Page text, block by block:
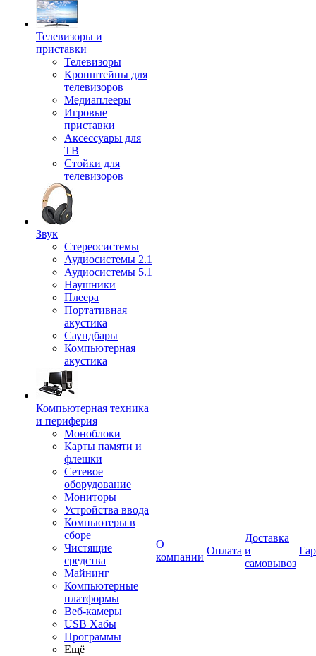
Телевизоры и
приставки
Телевизоры
Кронштейны для
телевизоров
Медиаплееры
Игровые
приставки
Аксессуары для
ТВ
Стойки для
телевизоров
Звук
Стереосистемы
Аудиосистемы 2.1
Аудиосистемы 5.1
Наушники
Плеера
Портативная
акустика
Саундбары
Компьютерная
акустика
Компьютерная техника
и периферия
Моноблоки
Карты памяти и
флешки
Сетевое
оборудование
Мониторы
Устройства ввода
Компьютеры в
сборе
Чистящие
средства
Майнинг
Компьютерные
платформы
Веб-камеры
USB Хабы
Программы
Ещё
О
компании
Оплата
Доставка
и
самовывоз